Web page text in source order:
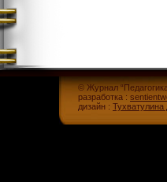
© Журнал
разработка :
дизайн : Тухватулина